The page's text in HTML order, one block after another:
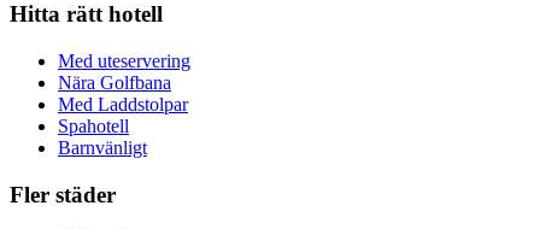
Hitta rätt hotell
Med uteservering
Nära Golfbana
Med Laddstolpar
Spahotell
Barnvänligt
Fler städer